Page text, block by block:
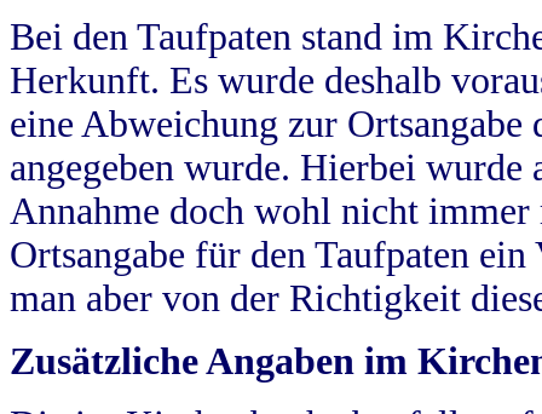
Bei den Taufpaten stand im
Herkunft. Es wurde deshalb
eine Abweichung zur
angegeben wurde. Hierbei wurde
Annahme doch wohl nicht
Ortsangabe für den Taufpaten
man aber von der Richtigkeit
Zusätzliche Angaben im